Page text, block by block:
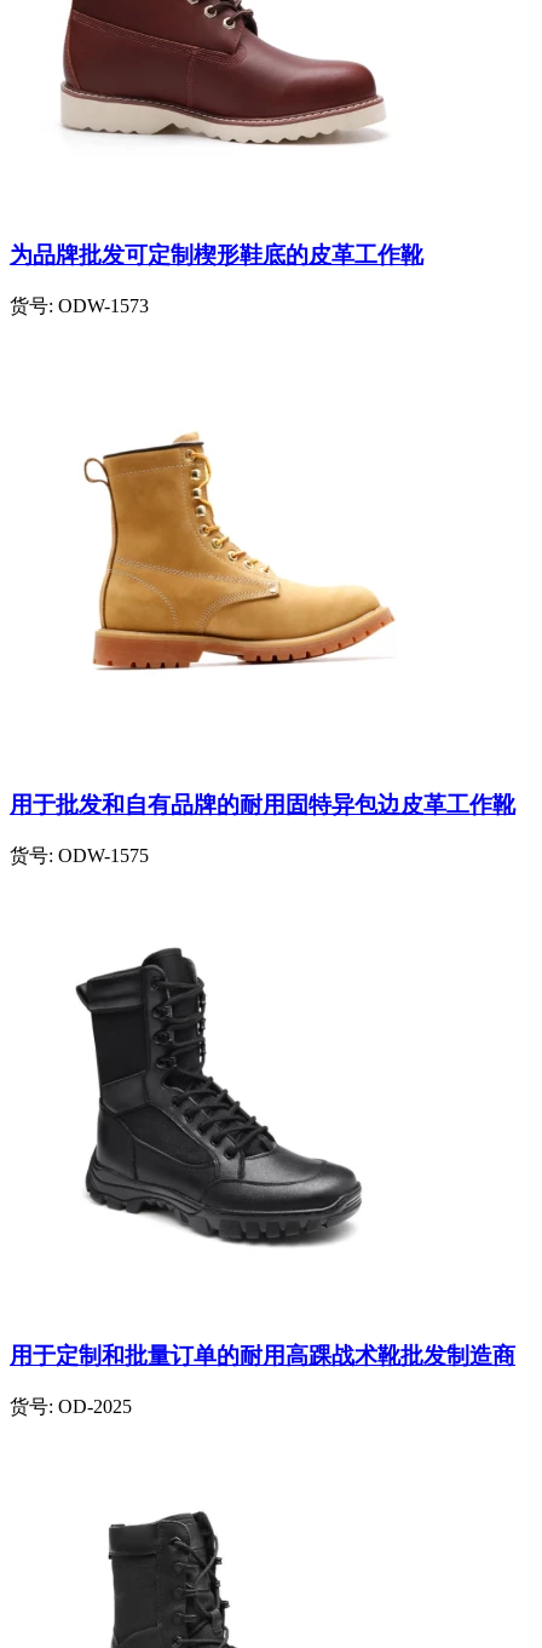
为品牌批发可定制楔形鞋底的皮革工作靴
货号: ODW-1573
用于批发和自有品牌的耐用固特异包边皮革工作靴
货号: ODW-1575
用于定制和批量订单的耐用高踝战术靴批发制造商
货号: OD-2025